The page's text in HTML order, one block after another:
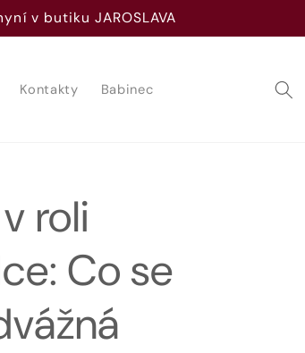
v butiku JAROSLAVA
Kontakty Babinec
roli
Co se